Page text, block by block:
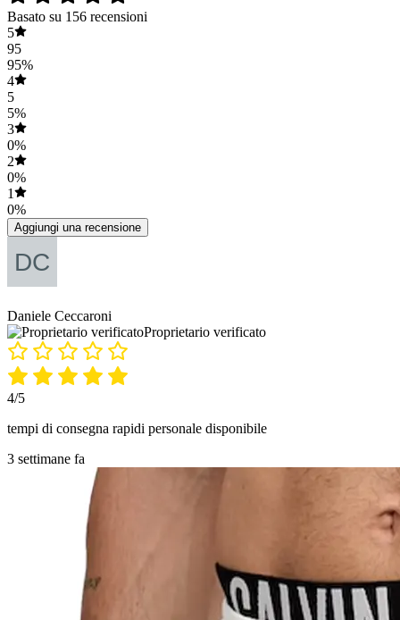
Basato su 156 recensioni
5
95
95%
4
5
5%
3
0%
2
0%
1
0%
Aggiungi una recensione
Daniele Ceccaroni
Proprietario verificato
4/5
tempi di consegna rapidi personale disponibile
3 settimane fa